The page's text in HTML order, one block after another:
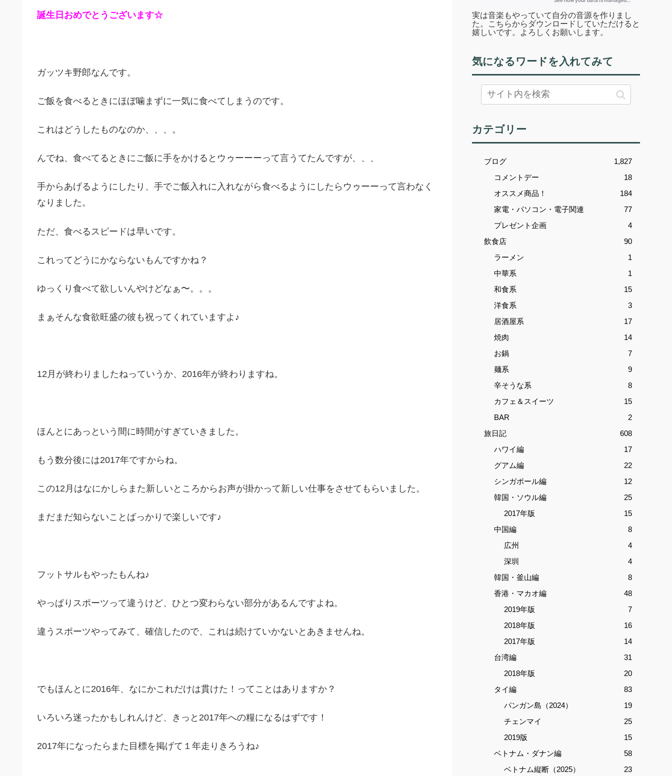
誕生日おめでとうございます☆
ガッツキ野郎なんです。
ご飯を食べるときにほぼ噛まずに一気に食べてしまうのです。
これはどうしたものなのか、、、。
んでね、食べてるときにご飯に手をかけるとウゥーーーって言うてたんですが、、、
手からあげるようにしたり、手でご飯入れに入れながら食べるようにしたらウゥーーって言わなく
なりました。
ただ、食べるスピードは早いです。
これってどうにかならないもんですかね？
ゆっくり食べて欲しいんやけどなぁ〜。。。
まぁそんな食欲旺盛の彼も祝ってくれていますよ♪
12月が終わりましたねっていうか、2016年が終わりますね。
ほんとにあっという間に時間がすぎていきました。
もう数分後には2017年ですからね。
この12月はなにかしらまた新しいところからお声が掛かって新しい仕事をさせてもらいました。
まだまだ知らないことばっかりで楽しいです♪
フットサルもやったもんね♪
やっぱりスポーツって違うけど、ひとつ変わらない部分があるんですよね。
違うスポーツやってみて、確信したので、これは続けていかないとあきませんね。
でもほんとに2016年、なにかこれだけは貫けた！ってことはありますか？
いろいろ迷ったかもしれんけど、きっと2017年への糧になるはずです！
2017年になったらまた目標を掲げて１年走りきろうね♪
実は音楽もやっていて自分の音源を作りまし
た。こちらからダウンロードしていただけると
嬉しいです。よろしくお願いします。
気になるワードを入れてみて
カテゴリー
ブログ
1,827
コメントデー
18
オススメ商品！
184
家電・パソコン・電子関連
77
プレゼント企画
4
飲食店
90
ラーメン
1
中華系
1
和食系
15
洋食系
3
居酒屋系
17
焼肉
14
お鍋
7
麺系
9
辛そうな系
8
カフェ＆スイーツ
15
BAR
2
旅日記
608
ハワイ編
17
グアム編
22
シンガポール編
12
韓国・ソウル編
25
2017年版
15
中国編
8
広州
4
深圳
4
韓国・釜山編
8
香港・マカオ編
48
2019年版
7
2018年版
16
2017年版
14
台湾編
31
2018年版
20
タイ編
83
パンガン島（2024）
19
チェンマイ
25
2019版
15
ベトナム・ダナン編
58
ベトナム縦断（2025）
23